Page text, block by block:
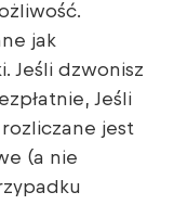
jak
Jeśli dzwonisz
Jeśli
jest
(a nie